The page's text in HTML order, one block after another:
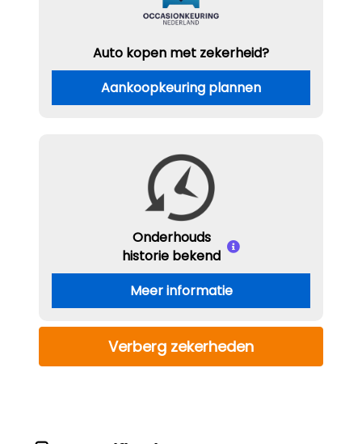
Auto kopen met zekerheid?
Aankoopkeuring plannen
Onderhouds
historie bekend
Meer informatie
Verberg zekerheden